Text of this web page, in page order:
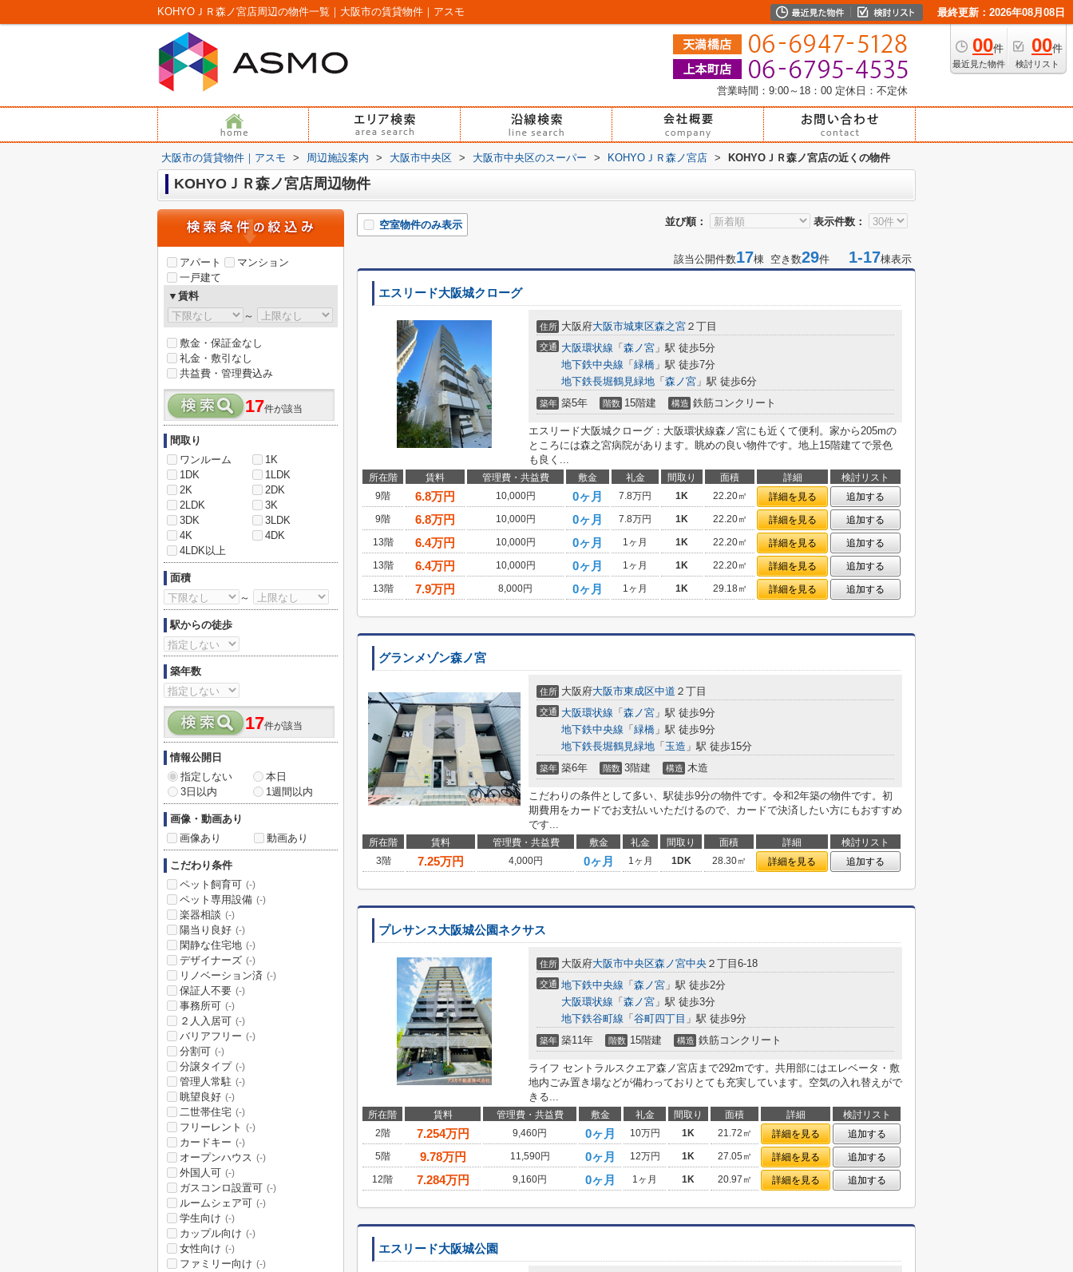
KOHYOＪＲ森ノ宮店周辺の物件一覧｜大阪市の賃貸物件｜アスモ 最終更新：2026年08月08日
00件
最近見た物件
00件
検討リスト
営業時間：9:00～18：00 定休日：不定休
大阪市の賃貸物件｜アスモ > 周辺施設案内 > 大阪市中央区 > 大阪市中央区のスーパー > KOHYOＪＲ森ノ宮店 > KOHYOＪＲ森ノ宮店の近くの物件
KOHYOＪＲ森ノ宮店周辺物件
並び順： 表示件数：
空室物件のみ表示
該当公開件数17棟 空き数29件 1-17棟表示
エスリード大阪城クローグ
住所 大阪府大阪市城東区森之宮 ２丁目
交通 大阪環状線 「 森ノ宮 」駅 徒歩5分
地下鉄中央線 「 緑橋 」駅 徒歩7分
地下鉄長堀鶴見緑地 「 森ノ宮 」駅 徒歩6分
築年 築5年 階数 15階建 構造 鉄筋コンクリート
エスリード大阪城クローグ：大阪環状線森ノ宮にも近くて便利。家から205mの
ところには森之宮病院があります。眺めの良い物件です。地上15階建てで景色
も良く...
所在階 賃料 管理費・共益費 敷金 礼金 間取り 面積 詳細
検討リスト
9階
6.8万円 10,000円 0ヶ月 7.8万円 1K 22.20㎡ 詳細を見る
追加する
9階
6.8万円 10,000円 0ヶ月 7.8万円 1K 22.20㎡ 詳細を見る
追加する
13階
6.4万円 10,000円 0ヶ月 1ヶ月 1K 22.20㎡ 詳細を見る
追加する
13階
6.4万円 10,000円 0ヶ月 1ヶ月 1K 22.20㎡ 詳細を見る
追加する
13階
7.9万円 8,000円 0ヶ月 1ヶ月 1K 29.18㎡ 詳細を見る 追加する
グランメゾン森ノ宮
住所 大阪府大阪市東成区中道 ２丁目
交通 大阪環状線 「 森ノ宮 」駅 徒歩9分
地下鉄中央線 「 緑橋 」駅 徒歩9分
地下鉄長堀鶴見緑地 「 玉造 」駅 徒歩15分
築年 築6年 階数 3階建 構造 木造
こだわりの条件として多い、駅徒歩9分の物件です。令和2年築の物件です。初
期費用をカードでお支払いいただけるので、カードで決済したい方にもおすすめ
です...
所在階 賃料 管理費・共益費 敷金 礼金 間取り 面積 詳細
検討リスト
3階
7.25万円 4,000円 0ヶ月 1ヶ月 1DK 28.30㎡ 詳細を見る 追加する
プレサンス大阪城公園ネクサス
住所 大阪府大阪市中央区森ノ宮中央 ２丁目6-18
交通 地下鉄中央線 「 森ノ宮 」駅 徒歩2分
大阪環状線 「 森ノ宮 」駅 徒歩3分
地下鉄谷町線 「 谷町四丁目 」駅 徒歩9分
築年 築11年 階数 15階建 構造 鉄筋コンクリート
ライフ セントラルスクエア森ノ宮店まで292mです。共用部にはエレベータ・敷
地内ごみ置き場などが備わっておりとても充実しています。空気の入れ替えがで
きる...
所在階 賃料 管理費・共益費 敷金 礼金 間取り 面積 詳細
検討リスト
2階
7.254万円 9,460円 0ヶ月 10万円 1K 21.72㎡ 詳細を見る
追加する
5階
9.78万円 11,590円 0ヶ月 12万円 1K 27.05㎡ 詳細を見る
追加する
12階
7.284万円 9,160円 0ヶ月 1ヶ月 1K 20.97㎡ 詳細を見る 追加する
エスリード大阪城公園
アパート
マンション
一戸建て
▼賃料
～
敷金・保証金なし
礼金・敷引なし
共益費・管理費込み
17件が該当
間取り
ワンルーム
1K
1DK
1LDK
2K
2DK
2LDK
3K
3DK
3LDK
4K
4DK
4LDK以上
面積
～
駅からの徒歩
築年数
17件が該当
情報公開日
指定しない
本日
3日以内
1週間以内
画像・動画あり
画像あり
動画あり
こだわり条件
ペット飼育可 (-)
ペット専用設備 (-)
楽器相談 (-)
陽当り良好 (-)
閑静な住宅地 (-)
デザイナーズ (-)
リノベーション済 (-)
保証人不要 (-)
事務所可 (-)
２人入居可 (-)
バリアフリー (-)
分割可 (-)
分譲タイプ (-)
管理人常駐 (-)
眺望良好 (-)
二世帯住宅 (-)
フリーレント (-)
カードキー (-)
オープンハウス (-)
外国人可 (-)
ガスコンロ設置可 (-)
ルームシェア可 (-)
学生向け (-)
カップル向け (-)
女性向け (-)
ファミリー向け (-)